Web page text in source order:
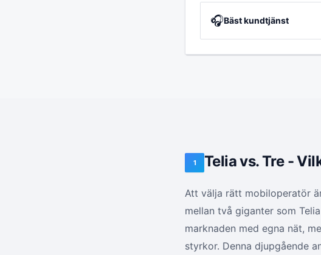
🎧Bäst kundtjänst
1 Telia vs. Tre -
Att välja rätt mobiloperatör
mellan två giganter som
marknaden med egna nät,
styrkor. Denna djupgående